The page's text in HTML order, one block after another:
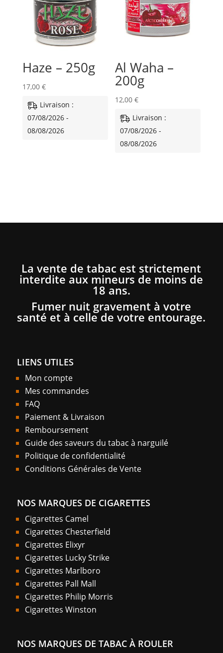
Haze – 250g
17,00 €
Livraison :
07/08/2026 -
08/08/2026
Al Waha –
200g
12,00€
Livraison :
07/08/2026 -
08/08/2026
La vente de tabac est strictement
interdite aux mineurs de moins de
18 ans.
Fumer nuit gravement à votre
santé et à celle de votre entourage.
LIENS UTILES
Mon compte
Mes commandes
FAQ
Paiement & Livraison
Remboursement
Guide des saveurs du tabac à narguilé
Politique de confidentialité
Conditions Générales de Vente
NOS MARQUES DE CIGARETTES
Cigarettes Camel
Cigarettes Chesterfield
Cigarettes Elixyr
Cigarettes Lucky Strike
Cigarettes Marlboro
Cigarettes Pall Mall
Cigarettes Philip Morris
Cigarettes Winston
NOS MARQUES DE TABAC À ROULER